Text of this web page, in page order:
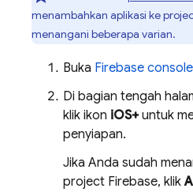
menambahkan aplikasi ke
menangani beberapa varian.
Buka Firebase console
Di bagian tengah
klik ikon iOS+untuk
penyiapan.
Jika Anda sudah
project Firebase, klik